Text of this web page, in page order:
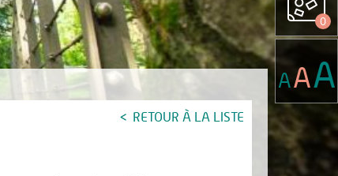
RETOUR À LA LISTE
0
AAA